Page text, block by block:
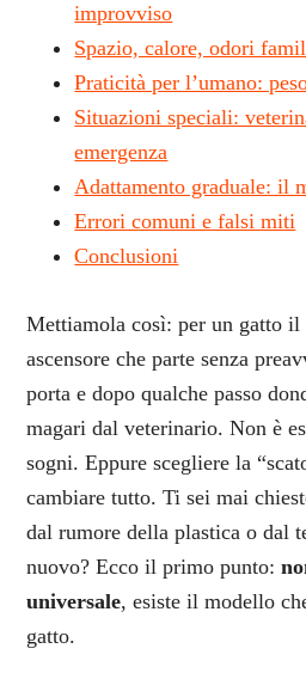
improvviso
Spazio, calore, odori
Praticità per l’umano:
Situazioni speciali:
emergenza
Adattamento graduale: il
Errori comuni e falsi miti
Conclusioni
Mettiamola così: per un gatto il
ascensore che parte senza
porta e dopo qualche passo
magari dal veterinario. Non è
sogni. Eppure scegliere la
cambiare tutto. Ti sei mai
dal rumore della plastica o dal
nuovo? Ecco il primo punto:
universale, esiste il modello
gatto.